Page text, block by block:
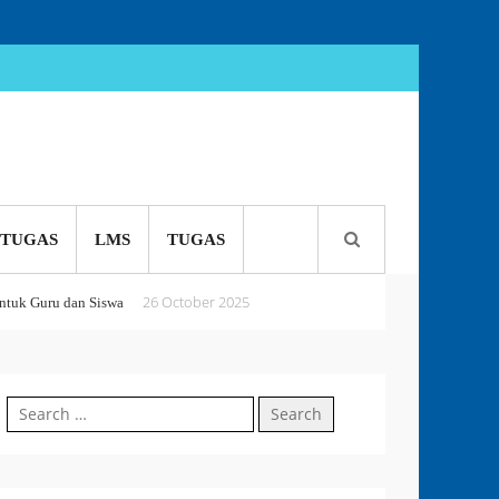
TUGAS LMS TUGAS
Guru dan Siswa 26 October 2025
18 September 2025
Search
for: